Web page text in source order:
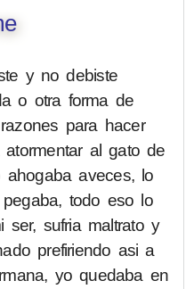
y no debiste
o otra forma de
para hacer
al gato de
aveces, lo
todo eso lo
ser, sufria maltrato y
prefiriendo asi a
yo quedaba en